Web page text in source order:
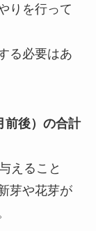
りを行って
る必要はあ
前後）の合計
えること
芽や花芽が